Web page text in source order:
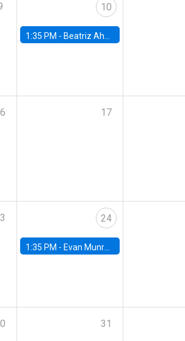
10
1:35 PM - Beatriz Ahumada, PhD candidate, Universidad de Pittsburgh
17
24
1:35 PM - Evan Munro, Neyman Visiting Assistant Professor in the Department of Statistics at UC Berkeley
31